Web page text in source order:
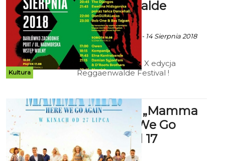
Kultura
Reggaenwalde
Festival
Ekoszalin z mat. inf. - 14 Sierpnia 2018
godz. 2:27
W piątek startuje X edycja
Reggaenwalde Festival !
Kryterium: „Mamma
Mia: Here We Go
Again!"- od 17
sierpnia